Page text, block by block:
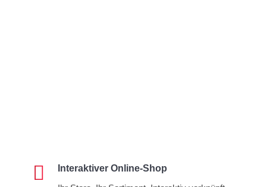
Interaktiver Online-Shop